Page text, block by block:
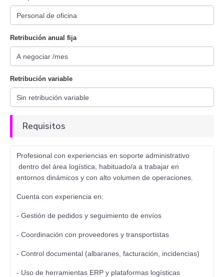
Retribución anual fija
Retribución variable
Requisitos
Profesional con experiencias en soporte administrativo
dentro del área logística, habituado/a a trabajar en
entornos dinámicos y con alto volumen de operaciones.
Cuenta con experiencia en:
- Gestión de pedidos y seguimiento de envíos
- Coordinación con proveedores y transportistas
- Control documental (albaranes, facturación, incidencias)
- Uso de herramientas ERP y plataformas logísticas